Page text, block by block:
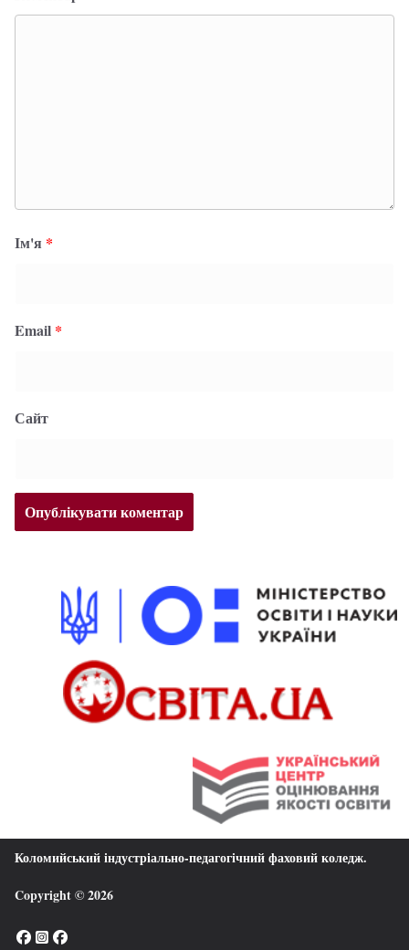
Ім'я *
Email *
Сайт
Коломийський індустріально-педагогічний фаховий коледж.
Copyright © 2026